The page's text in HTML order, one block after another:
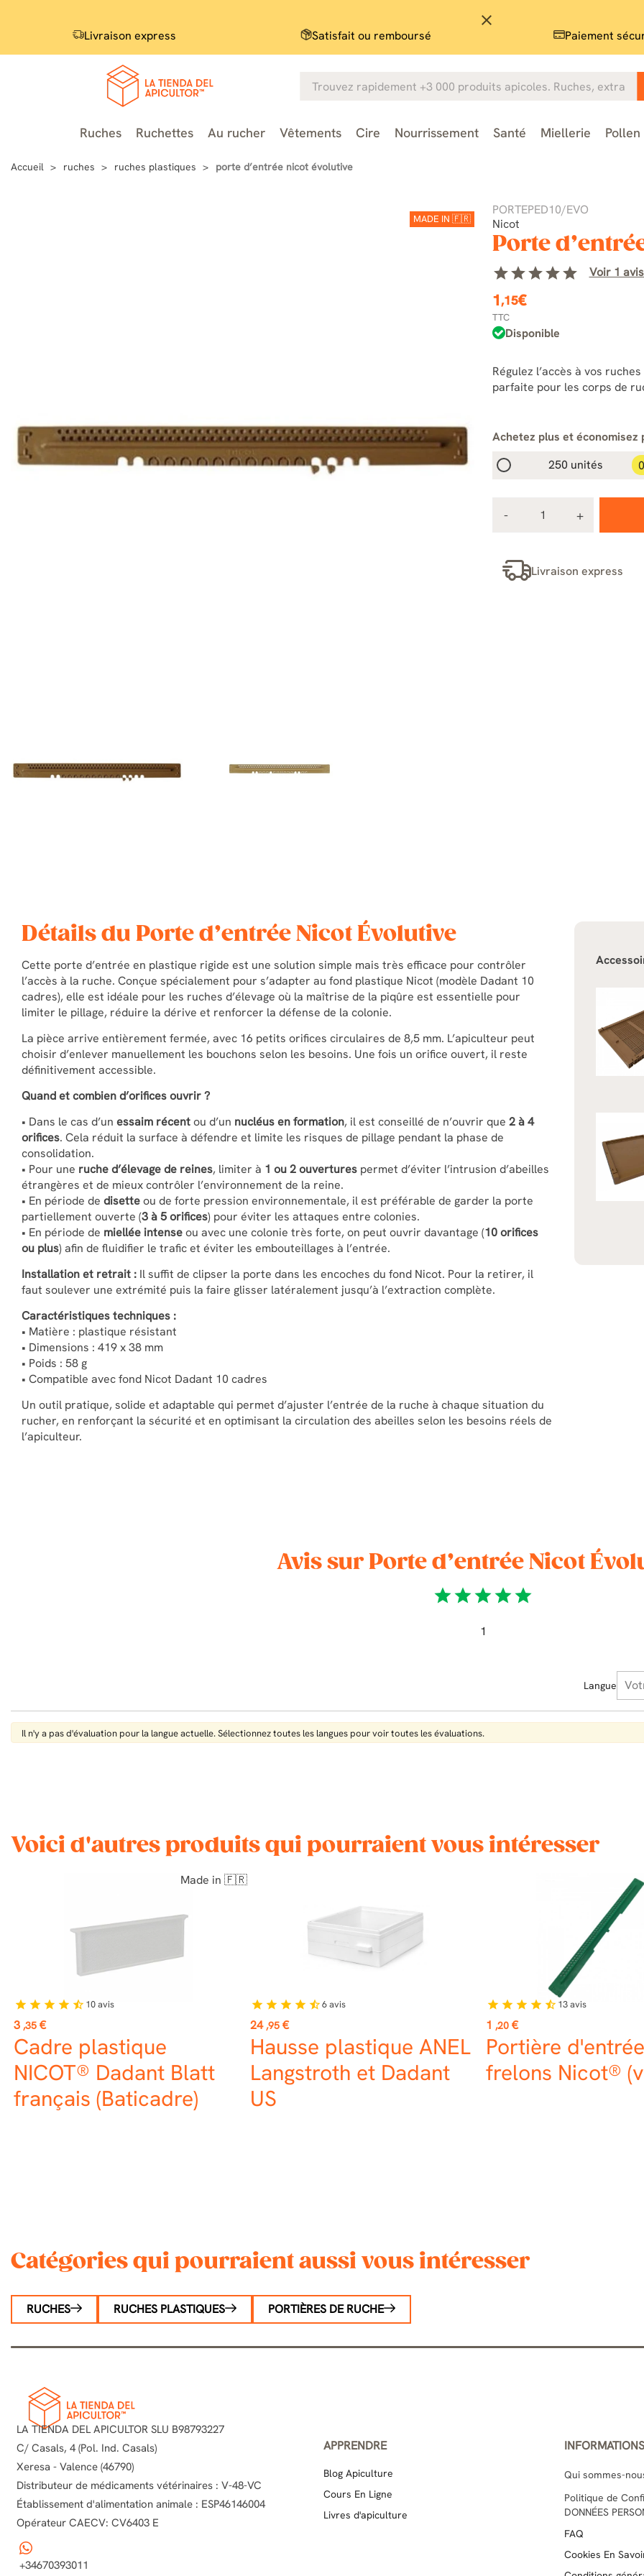
close
Livraison express Satisfait ou remboursé Paiement
Ruches Ruchettes Au rucher Vêtements Cire Nourrissement Santé Miellerie Pollen
Accueil ruches ruches plastiques porte d’entrée nicot évolutive
PORTEPED10/EVO
Nicot
Porte
starstarstarstarstar Voir 1
MADE IN 🇫🇷
1,15€
TTC
Disponible
Régulez l’accès à vos
parfaite pour les corps de
Achetez plus et économisez
250 unités
Livraison express
Détails du Porte d’entrée Nicot Évolutive
Cette porte d’entrée en plastique rigide est une solution simple mais très efficace pour contrôler
l’accès à la ruche. Conçue spécialement pour s’adapter au fond plastique Nicot (modèle Dadant 10
cadres), elle est idéale pour les ruches d’élevage où la maîtrise de la piqûre est essentielle pour
limiter le pillage, réduire la dérive et renforcer la défense de la colonie.
La pièce arrive entièrement fermée, avec 16 petits orifices circulaires de 8,5 mm. L’apiculteur peut
choisir d’enlever manuellement les bouchons selon les besoins. Une fois un orifice ouvert, il reste
définitivement accessible.
Quand et combien d’orifices ouvrir ?
• Dans le cas d’un essaim récentou d’un nucléus en formation, il est conseillé de n’ouvrir que 2 à 4
orifices. Cela réduit la surface à défendre et limite les risques de pillage pendant la phase de
consolidation.
• Pour une ruche d’élevage de reines, limiter à 1 ou 2 ouvertures permet d’éviter l’intrusion d’abeilles
étrangères et de mieux contrôler l’environnement de la reine.
• En période de disetteou de forte pression environnementale, il est préférable de garder la porte
partiellement ouverte (3 à 5 orifices) pour éviter les attaques entre colonies.
• En période de miellée intenseou avec une colonie très forte, on peut ouvrir davantage (10 orifices
ou plus) afin de fluidifier le trafic et éviter les embouteillages à l’entrée.
Installation et retrait : Il suffit de clipser la porte dans les encoches du fond Nicot. Pour la retirer, il
faut soulever une extrémité puis la faire glisser latéralement jusqu’à l’extraction complète.
Caractéristiques techniques :
• Matière : plastique résistant
• Dimensions : 419 x 38 mm
• Poids : 58 g
• Compatible avec fond Nicot Dadant 10 cadres
Un outil pratique, solide et adaptable qui permet d’ajuster l’entrée de la ruche à chaque situation du
rucher, en renforçant la sécurité et en optimisant la circulation des abeilles selon les besoins réels de
l’apiculteur.
Avis sur Porte d’entrée Nicot
starstarstarstarstar
1
Langue
Il n'y a pas d'évaluation pour la langue actuelle. Sélectionnez toutes les langues pour voir toutes les évaluations.
Voici d'autres produits qui pourraient vous intéresser
Made in 🇫🇷
Prix
3 ,35 €
Cadre plastique
NICOT® Dadant Blatt
français (Baticadre)
star star star star star_half 10avis
Prix
24 ,95 €
Hausse plastique ANEL
Langstroth et Dadant
US
star star star star star_half6avis
Prix
1 ,20 €
Portière
frelons Nicot®
star star star star star_half 13avis
Catégories qui pourraient aussi vous intéresser
RUCHES RUCHES PLASTIQUES PORTIÈRES DE RUCHE
LA TIENDA DEL APICULTOR SLU B98793227
C/ Casals, 4 (Pol. Ind. Casals)
Xeresa - Valence (46790)
Distributeur de médicaments vétérinaires : V-48-VC
Établissement d'alimentation animale : ESP46146004
Opérateur CAECV: CV6403 E
+34670393011
APPRENDRE
Blog Apiculture
Cours En Ligne
Livres d'apiculture
Qui sommes-
Politique de
DONNÉES
FAQ
Cookies En